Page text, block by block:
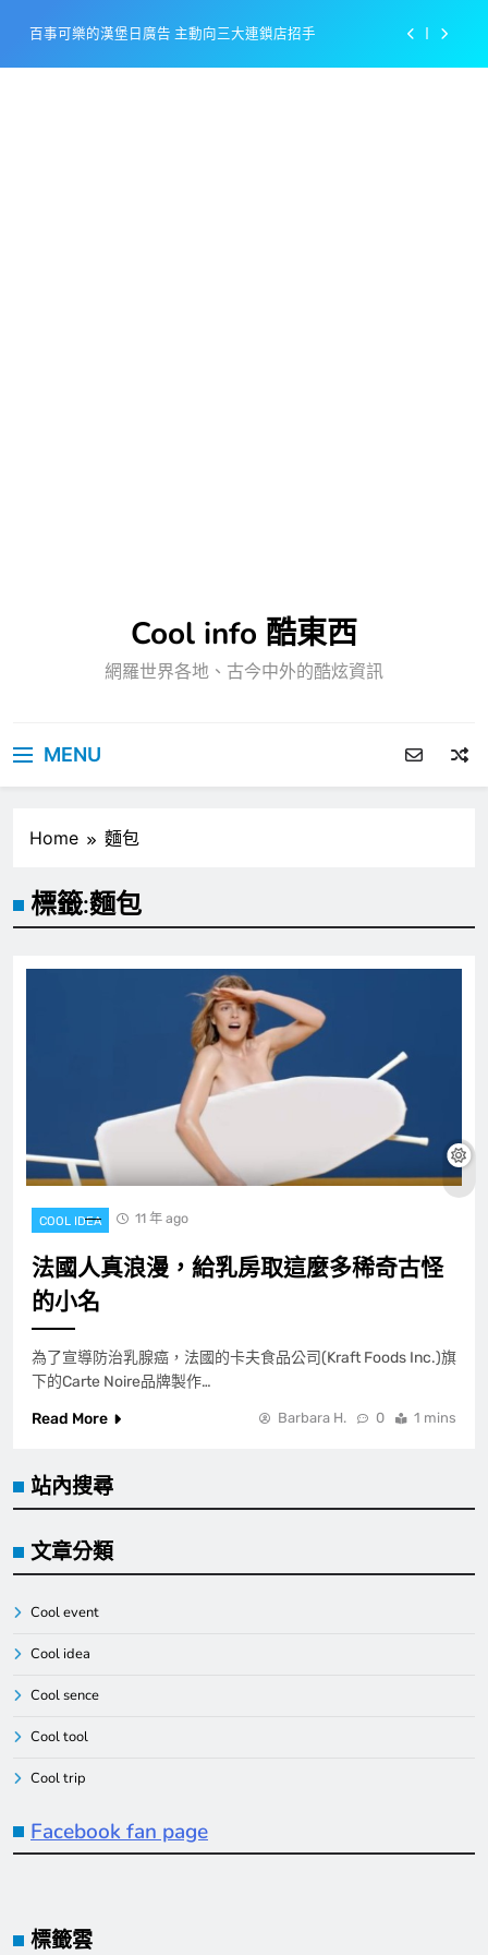
content
百事可樂的漢堡日廣告 主動向三大連鎖店招手
Cool info 酷東西
網羅世界各地、古今中外的酷炫資訊
MENU
Home 麵包
標籤:麵包
COOL IDEA 11 年 ago
法國人真浪漫，給乳房取這麼多稀奇古怪
的小名
為了宣導防治乳腺癌，法國的卡夫食品公司(Kraft Foods Inc.)旗
下的Carte Noire品牌製作…
Read More
Barbara H. 0 1 mins
站內搜尋
文章分類
Cool event
Cool idea
Cool sence
Cool tool
Cool trip
Facebook fan page
標籤雲